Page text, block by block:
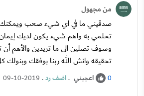
من مجهول
صدقيني ما في اي شيء صعب ويمكنك
تحلمي به واهم شيء يكون لديك إيمان
وسوف تصلين الى ما تريدين والأهم أن
تحقيقه وانش الله ربنا بوفقك
0 اعجبني .اضف رد.
09-10-2019